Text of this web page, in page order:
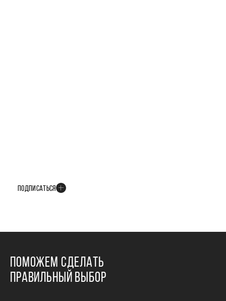
ПОДПИСАТЬСЯ
ПОМОЖЕМ СДЕЛАТЬ
ПРАВИЛЬНЫЙ ВЫБОР